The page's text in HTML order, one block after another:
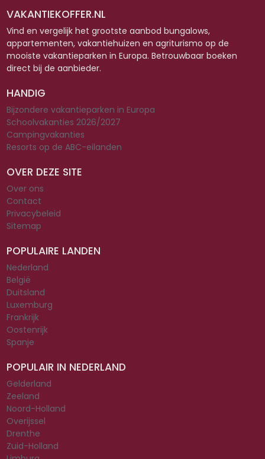
VAKANTIEKOFFER.NL
Vind en vergelijk het grootste aanbod bungalows,
appartementen, vakantiehuizen en agriturismo op de
mooiste vakantieparken in Europa. Betrouwbaar boeken
direct bij de aanbieder.
HANDIG
Bijzondere vakantieparken in Europa
Schoolvakanties 2026/2027
Campingvakanties
Resorts op de ABC-eilanden
OVER DEZE SITE
Over ons
Contact
Privacybeleid
Sitemap
POPULAIRE LANDEN
Nederland
België
Duitsland
Luxemburg
Frankrijk
Oostenrijk
Spanje
POPULAIR IN NEDERLAND
Gelderland
Zeeland
Noord-Holland
Overijssel
Drenthe
Zuid-Holland